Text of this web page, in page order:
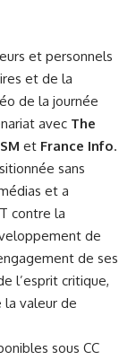
et personnels
et de la
de la journée
avec The
et France Info.
sans
et a
contre la
de
de ses
l’esprit critique,
valeur de
sous CC